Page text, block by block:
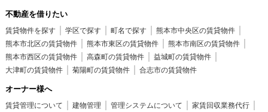
不動産を借りたい
賃貸物件を探す 学区で探す 町名で探す
熊本市中央区の賃貸物件
熊本市北区の賃貸物件
熊本市東区の賃貸物件
熊本市南区の賃貸物件
熊本市西区の賃貸物件
高森町の賃貸物件
益城町の賃貸物件
大津町の賃貸物件
菊陽町の賃貸物件 合志市の賃貸物件
オーナー様へ
賃貸管理について 建物管理 管理システムについて
家賃回収業務代行